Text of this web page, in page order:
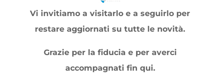
Vi invitiamo a visitarlo e a seguirlo per
restare aggiornati su tutte le novità.
Grazie per la fiducia e per averci
accompagnati fin qui.